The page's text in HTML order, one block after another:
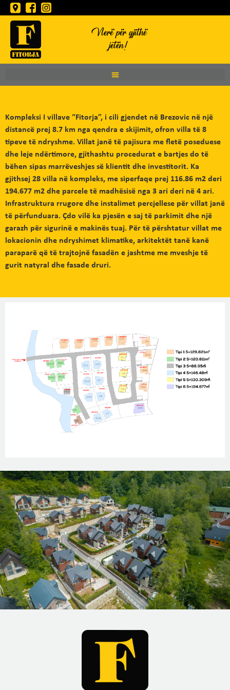
Vlerë për gjithë
jetën!
Kompleksi I villave “Fitorja”, i cili gjendet në Brezovic në një
distancë prej 8.7 km nga qendra e skijimit, ofron villa të 8
tipeve të ndryshme. Villat janë të pajisura me fletë poseduese
dhe leje ndërtimore, gjithashtu procedurat e bartjes do të
bëhen sipas marrëveshjes së klientit dhe investitorit. Ka
gjithsej 28 villa në kompleks, me siperfaqe prej 116.86 m2 deri
194.677 m2 dhe parcele të madhësisë nga 3 ari deri në 4 ari.
Infrastruktura rrugore dhe instalimet percjellese për villat janë
të përfunduara. Çdo vilë ka pjesën e saj të parkimit dhe një
garazh për sigurinë e makinës tuaj. Për të përshtatur villat me
lokacionin dhe ndryshimet klimatike, arkitektët tanë kanë
paraparë që të trajtojnë fasadën e jashtme me mveshje të
gurit natyral dhe fasade druri.